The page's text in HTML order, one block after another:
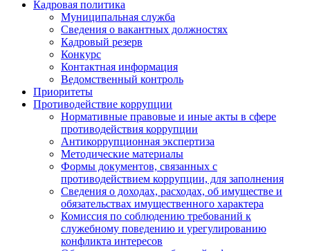
Кадровая политика
Муниципальная служба
Сведения о вакантных должностях
Кадровый резерв
Конкурс
Контактная информация
Ведомственный контроль
Приоритеты
Противодействие коррупции
Нормативные правовые и иные акты в сфере
противодействия коррупции
Антикоррупционная экспертиза
Методические материалы
Формы документов, связанных с
противодействием коррупции, для заполнения
Сведения о доходах, расходах, об имуществе и
обязательствах имущественного характера
Комиссия по соблюдению требований к
служебному поведению и урегулированию
конфликта интересов